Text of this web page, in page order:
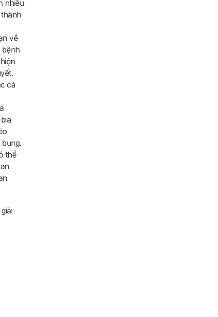
nhiều
về
bệnh
cả
thể